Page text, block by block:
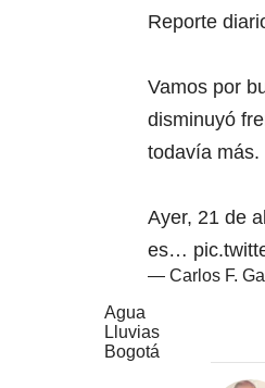
Reporte
Vamos por
disminuyó
todavía más.
Ayer, 21 de
es…
— Carlos F.
Agua
Lluvias
Bogotá